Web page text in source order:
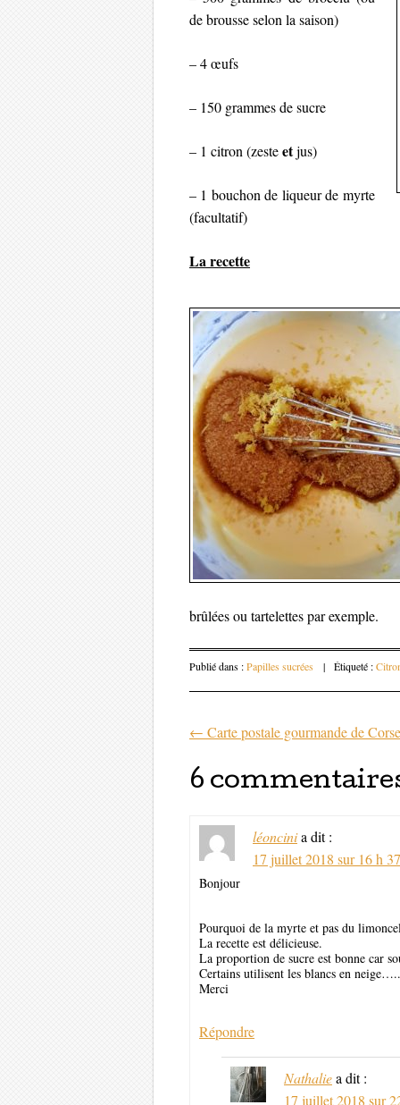
de brousse selon la saison)
– 4 œufs
– 150 grammes de sucre
– 1 citron (zesteetjus)
– 1 bouchon de liqueur de myrte
(facultatif)
La recette
brûlées ou tartelettes par exemple.
Publié dans :Papilles sucrées | Étiqueté :
Parcourir
← Carte postale gourmande de
6
léoncinia dit :
17 juillet 2018 sur 16 h
Bonjour
Pourquoi de la myrte et pas du
La recette est délicieuse.
La proportion de sucre est bonne car
Certains utilisent les blancs en neige…..
Merci
Répondre
Nathaliea dit :
17 juillet 2018 sur